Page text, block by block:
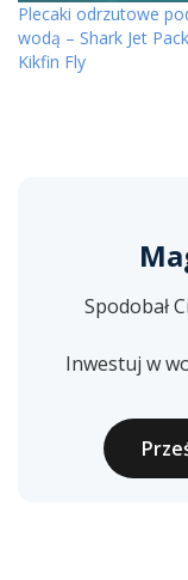
Plecaki odrzutowe
wodą – Shark Jet
Kikfin Fly
Spodobał
Inwestuj w